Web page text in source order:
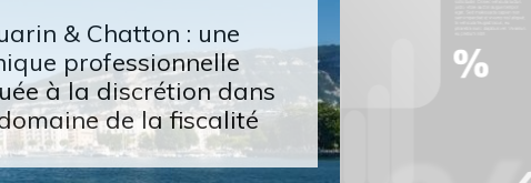
& Chatton : une
professionnelle
à la discrétion dans
de la fiscalité